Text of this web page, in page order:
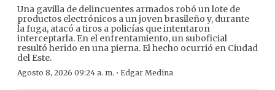
Una gavilla de delincuentes armados robó un lote de
productos electrónicos a un joven brasileño y, durante
la fuga, atacó a tiros a policías que intentaron
interceptarla. En el enfrentamiento, un suboficial
resultó herido en una pierna. El hecho ocurrió en Ciudad
del Este.
Agosto 8, 2026 09:24 a. m. · Edgar Medina